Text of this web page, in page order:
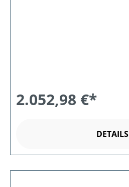
2.052,98 €*
DETAILS